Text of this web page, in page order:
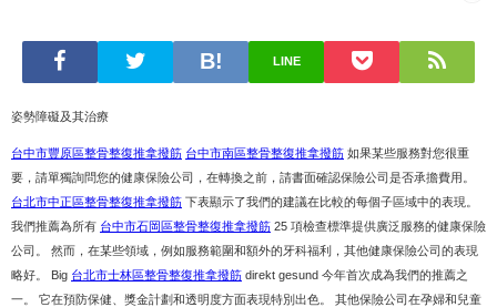
LINE
姿勢障礙及其治療
台中市豐原區整骨整復推拿撥筋 台中市南區整骨整復推拿撥筋 如果某些服務對您很重
要，請單獨詢問您的健康保險公司，在轉換之前，請書面確認保險公司是否承擔費用。
台北市中正區整骨整復推拿撥筋 下表顯示了我們的建議在比較的每個子區域中的表現。
我們推薦為所有 台中市石岡區整骨整復推拿撥筋 25 項檢查標準提供廣泛服務的健康保險
公司。 然而，在某些領域，例如服務範圍和額外的牙科福利，其他健康保險公司的表現
略好。 Big 台北市士林區整骨整復推拿撥筋 direkt gesund 今年首次成為我們的推薦之
一。 它在預防保健、獎金計劃和透明度方面表現特別出色。 其他保險公司在孕婦和兒童